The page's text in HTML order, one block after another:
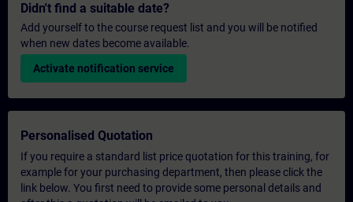
Didn't find a suitable date?
Add yourself to the course request list and you will be notified
when new dates become available.
Activate notification service
Personalised Quotation
If you require a standard list price quotation for this training, for
example for your purchasing department, then please click the
link below. You first need to provide some personal details and